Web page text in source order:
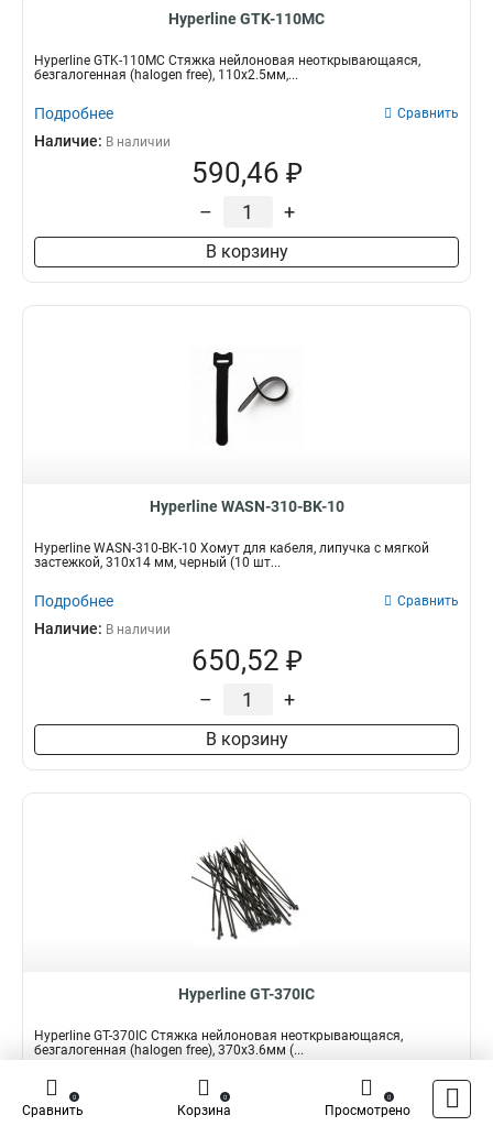
Hyperline GTK-110MC
Hyperline GTK-110MC Стяжка нейлоновая неоткрывающаяся,
безгалогенная (halogen free), 110x2.5мм,...
Подробнее Сравнить
Наличие: В наличии
590,46 ₽
– +
В корзину
Hyperline WASN-310-BK-10
Hyperline WASN-310-BK-10 Хомут для кабеля, липучка с мягкой
застежкой, 310x14 мм, черный (10 шт...
Подробнее Сравнить
Наличие: В наличии
650,52 ₽
– +
В корзину
Hyperline GT-370IC
Hyperline GT-370IC Стяжка нейлоновая неоткрывающаяся,
безгалогенная (halogen free), 370x3.6мм (...
Подробнее Сравнить
Наличие:
Сравнить
0
Корзина
0
Просмотрено
0